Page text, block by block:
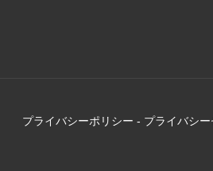
プライバシーポリシー - プライバシ